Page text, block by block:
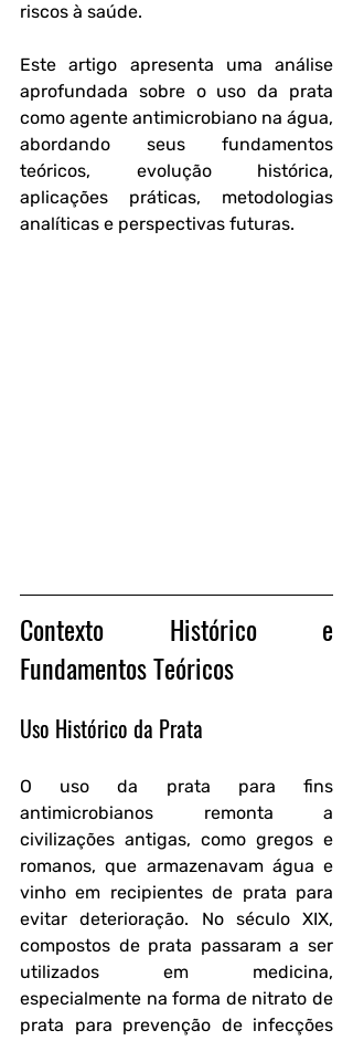
riscos à saúde.
Este artigo apresenta uma análise
aprofundada sobre o uso da prata
como agente antimicrobiano na água,
abordando seus fundamentos
teóricos, evolução histórica,
aplicações práticas, metodologias
analíticas e perspectivas futuras.
Contexto Histórico e
Fundamentos Teóricos
Uso Histórico da Prata
O uso da prata para fins
antimicrobianos remonta a
civilizações antigas, como gregos e
romanos, que armazenavam água e
vinho em recipientes de prata para
evitar deterioração. No século XIX,
compostos de prata passaram a ser
utilizados em medicina,
especialmente na forma de nitrato de
prata para prevenção de infecções